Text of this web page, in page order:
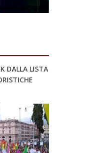
DALLA LISTA